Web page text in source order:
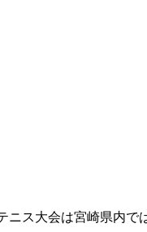
ス大会は宮崎県内で